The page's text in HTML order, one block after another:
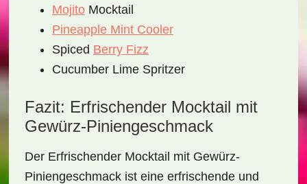
MojitoMocktail
Pineapple Mint Cooler
Spiced Berry Fizz
Cucumber Lime Spritzer
Fazit: Erfrischender Mocktail mit
Gewürz-Piniengeschmack
Der Erfrischender Mocktail mit Gewürz-
Piniengeschmackist eine erfrischende und